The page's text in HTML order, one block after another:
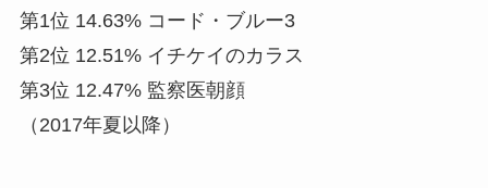
第1位 14.63% コード・ブルー3
第2位 12.51% イチケイのカラス
第3位 12.47% 監察医朝顔
（2017年夏以降）